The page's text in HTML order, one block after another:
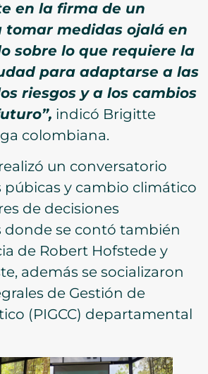
en la firma de un
tomar medidas ojalá en
sobre lo que requiere la
para adaptarse a las
riesgos y a los cambios
indicó Brigitte
colombiana.
un conversatorio
púbicas y cambio climático
de decisiones
donde se contó también
de Robert Hofstede y
además se socializaron
de Gestión de
(PIGCC) departamental